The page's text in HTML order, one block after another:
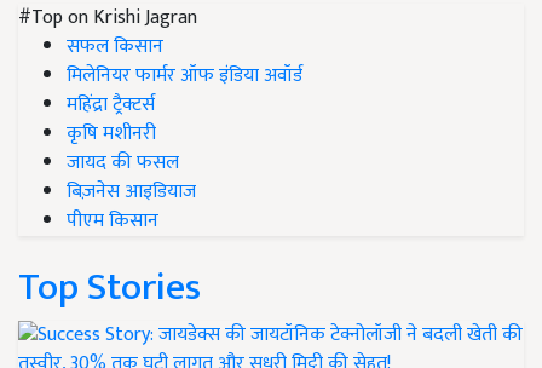
#Top on Krishi Jagran
सफल किसान
मिलेनियर फार्मर ऑफ इंडिया अवॉर्ड
महिंद्रा ट्रैक्टर्स
कृषि मशीनरी
जायद की फसल
बिज़नेस आइडियाज
पीएम किसान
Top Stories